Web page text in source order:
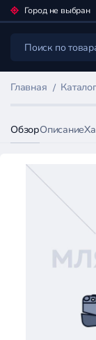
Город не выбран
Каталог
Главная Каталог
ОбзорОписание